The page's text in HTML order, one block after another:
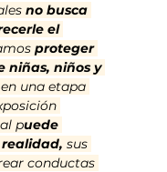
no busca
el
proteger
niñas, niños y
una etapa
puede
sus
conductas